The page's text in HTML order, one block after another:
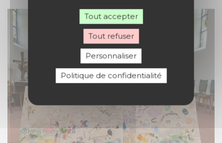
Tout accepter
Tout refuser
Personnaliser
Politique de confidentialité